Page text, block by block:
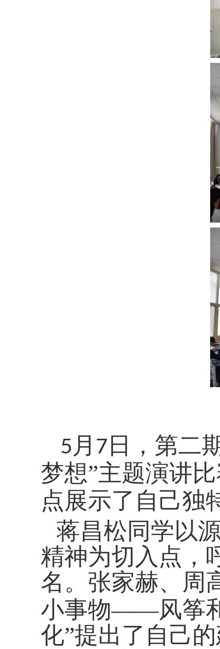
5 月 7 日，第二
梦想”主题演讲
点展示了自己独
蒋昌松同学以
精神为切入点，
名。张家赫、周
小事物——风筝
化”提出了自己